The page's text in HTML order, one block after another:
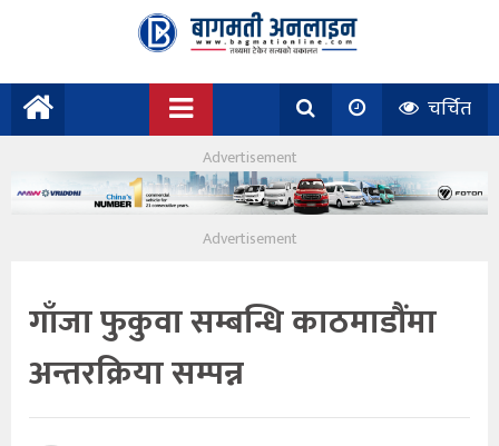
चर्चित
गाँजा फुकुवा सम्बन्धि काठमाडौंमा
अन्तरक्रिया सम्पन्न